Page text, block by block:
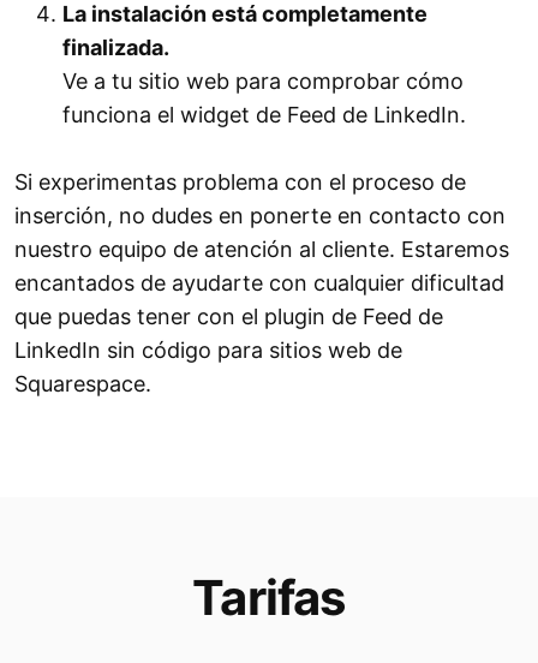
La instalación está completamente
finalizada.
Ve a tu sitio web para comprobar cómo
funciona el widget de Feed de LinkedIn.
Si experimentas problema con el proceso de
inserción, no dudes en ponerte en contacto con
nuestro equipo de atención al cliente. Estaremos
encantados de ayudarte con cualquier dificultad
que puedas tener con el plugin de Feed de
LinkedIn sin código para sitios web de
Squarespace.
Tarifas